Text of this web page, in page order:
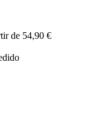
de 54,90 €